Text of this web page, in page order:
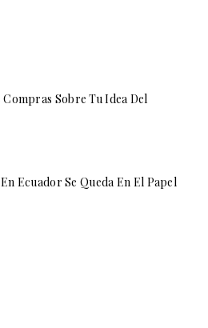
Sobre Tu Idea Del
Ecuador Se Queda En El Papel